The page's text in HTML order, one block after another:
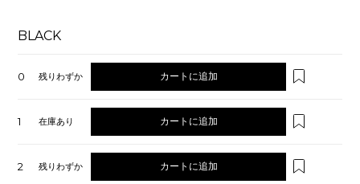
BLACK
0 残りわずか カートに追加
1 在庫あり カートに追加
2 残りわずか カートに追加